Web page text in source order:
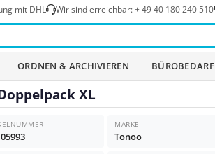
mit DHL Wir sind erreichbar:+ 49 40 180 240 510
ORDNEN & ARCHIVIEREN BÜROBEDARF
XL
MARKE
Tonoo